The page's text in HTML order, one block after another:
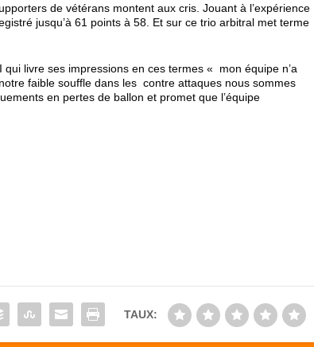
de vétérans montent aux cris. Jouant à l’expérience
jusqu’à 61 points à 58. Et sur ce trio arbitral met terme
livre ses impressions en ces termes « mon équipe n’a
faible souffle dans les contre attaques nous sommes
en pertes de ballon et promet que l’équipe
TAUX: